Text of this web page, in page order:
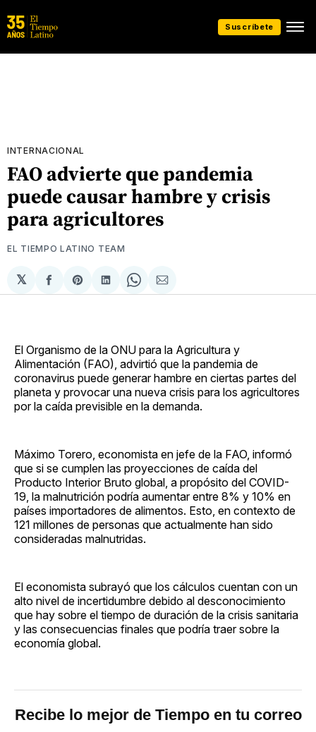
Suscríbete
INTERNACIONAL
FAO advierte que pandemia
puede causar hambre y crisis
para agricultores
EL TIEMPO LATINO TEAM
𝕏
Compartir
en
Share
on
Compartir
en
Share
on
Compartir
via
El Organismo de la ONU para la Agricultura y
Alimentación (FAO), advirtió que la pandemia de
coronavirus puede generar hambre en ciertas partes del
planeta y provocar una nueva crisis para los agricultores
por la caída previsible en la demanda.
Máximo Torero, economista en jefe de la FAO, informó
que si se cumplen las proyecciones de caída del
Producto Interior Bruto global, a propósito del COVID-
19, la malnutrición podría aumentar entre 8% y 10% en
países importadores de alimentos. Esto, en contexto de
121 millones de personas que actualmente han sido
consideradas malnutridas.
El economista subrayó que los cálculos cuentan con un
alto nivel de incertidumbre debido al desconocimiento
que hay sobre el tiempo de duración de la crisis sanitaria
y las consecuencias finales que podría traer sobre la
economía global.
Recibe lo mejor de Tiempo en tu correo